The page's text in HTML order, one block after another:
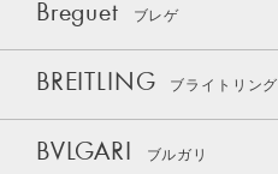
Breguet ブレゲ
BREITLING ブライトリング
BVLGARI ブルガリ